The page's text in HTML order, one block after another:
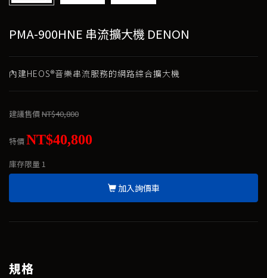
PMA-900HNE 串流擴大機 DENON
內建HEOS®音樂串流服務的網路綜合擴大機
建議售價NT$40,800
特價NT$40,800
庫存限量1
加入詢價車
規格